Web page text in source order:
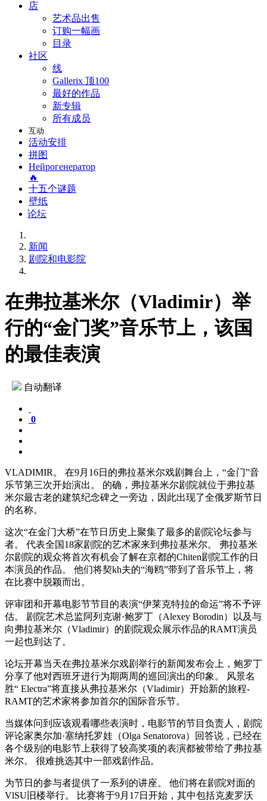
店
艺术品出售
订购一幅画
目录
社区
线
Gallerix 顶100
最好的作品
新专辑
所有成员
互动
活动安排
拼图
Нейрогенератор
🔥
十五个谜题
壁纸
论坛
新闻
剧院和电影院
在弗拉基米尔（Vladimir）举
行的“金门奖”音乐节上，该国
的最佳表演
自动翻译
0
VLADIMIR。 在9月16日的弗拉基米尔戏剧舞台上，“金门”音
乐节第三次开始演出。 的确，弗拉基米尔剧院就位于弗拉基
米尔最古老的建筑纪念碑之一旁边，因此出现了全俄罗斯节日
的名称。
这次“在金门大桥”在节日历史上聚集了最多的剧院论坛参与
者。 代表全国18家剧院的艺术家来到弗拉基米尔。 弗拉基米
尔剧院的观众将首次有机会了解在京都的Chiten剧院工作的日
本演员的作品。 他们将契kh夫的“海鸥”带到了音乐节上，将
在比赛中脱颖而出。
评审团和开幕电影节节目的表演“伊莱克特拉的命运”将不予评
估。 剧院艺术总监阿列克谢·鲍罗丁（Alexey Borodin）以及与
向弗拉基米尔（Vladimir）的剧院观众展示作品的RAMT演员
一起也到达了。
论坛开幕当天在弗拉基米尔戏剧举行的新闻发布会上，鲍罗丁
分享了他对西班牙进行为期两周的巡回演出的印象。 风景名
胜“ Electra”将直接从弗拉基米尔（Vladimir）开始新的旅程-
RAMT的艺术家将参加首尔的国际音乐节。
当媒体问到应该观看哪些表演时，电影节的节目负责人，剧院
评论家奥尔加·塞纳托罗娃（Olga Senatorova）回答说，已经在
各个级别的电影节上获得了较高奖项的表演都被带给了弗拉基
米尔。 很难挑选其中一部戏剧作品。
为节日的参与者提供了一系列的讲座。 他们将在剧院对面的
VlSU旧楼举行。 比赛将于9月17日开始，其中包括克麦罗沃